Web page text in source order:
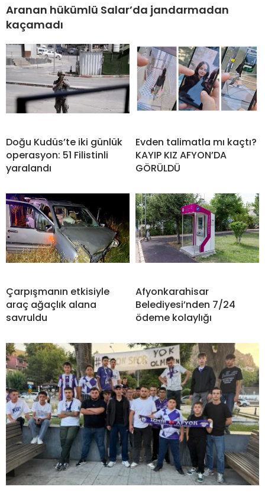
Aranan hükümlü Salar’da jandarmadan
kaçamadı
Doğu Kudüs’te iki günlük
operasyon: 51 Filistinli
yaralandı
Evden talimatla mı kaçtı?
KAYIP KIZ AFYON’DA
GÖRÜLDÜ
Çarpışmanın etkisiyle
araç ağaçlık alana
savruldu
Afyonkarahisar
Belediyesi’nden 7/24
ödeme kolaylığı